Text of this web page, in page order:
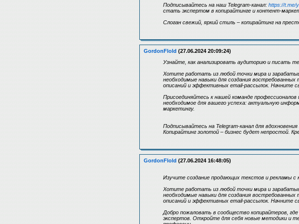
Подписывайтесь на наш Telegram-канал: https://t.me/
стать экспертом в копирайтинге и контент-
Слоган свежий, яркий стиль – копирайтинг на
GordonFlold (27.06.2024 20:09:24)
Узнайте, как анализировать аудиторию и писать
Хотите работать из любой точки мира и
необходимые навыки для создания
описаний и эффективных email-рассылок. Начните
Присоединяйтесь к нашей команде
необходимое для вашего успеха: актуальную
маркетингу.
Подписывайтесь на Telegram-канал для
Копирайтинг золотой – бизнес будет непростой.
GordonFlold (27.06.2024 16:48:05)
Изучите создание продающих текстов и рекламы с
Хотите работать из любой точки мира и
необходимые навыки для создания
описаний и эффективных email-рассылок. Начните
Добро пожаловать в сообщество копирайтеров,
экспертов. Откройте для себя новые методики и